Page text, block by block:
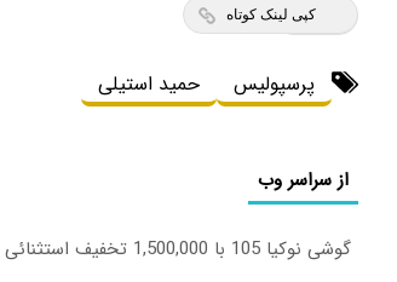
کپی لینک کوتاه
پرسپولیس حمید استیلی
از سراسر وب
گوشی نوکیا 105 با 1,500,000 تخفیف استثنائی به مدت محدود🔥